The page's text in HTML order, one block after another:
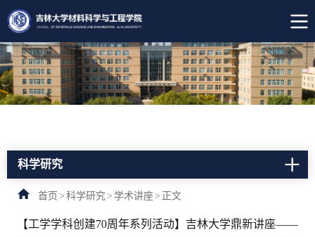
科学研究
首页 > 科学研究 > 学术讲座> 正文
【工学学科创建70周年系列活动】吉林大学鼎新讲座——